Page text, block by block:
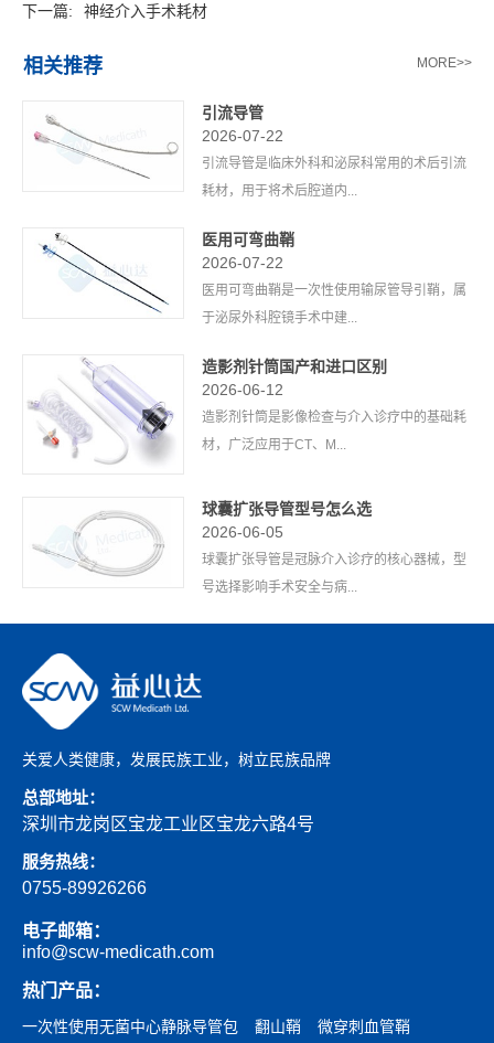
下一篇:
神经介入手术耗材
相关推荐 MORE>>
引流导管
2026-07-22
引流导管是临床外科和泌尿科常用的术后引流
耗材，用于将术后腔道内...
医用可弯曲鞘
2026-07-22
医用可弯曲鞘是一次性使用输尿管导引鞘，属
于泌尿外科腔镜手术中建...
造影剂针筒国产和进口区别
2026-06-12
造影剂针筒是影像检查与介入诊疗中的基础耗
材，广泛应用于CT、M...
球囊扩张导管型号怎么选
2026-06-05
球囊扩张导管是冠脉介入诊疗的核心器械，型
号选择影响手术安全与病...
关爱人类健康，发展民族工业，树立民族品牌
总部地址：
深圳市龙岗区宝龙工业区宝龙六路4号
服务热线：
0755-89926266
电子邮箱：
info@scw-medicath.com
热门产品：
一次性使用无菌中心静脉导管包 翻山鞘 微穿刺血管鞘